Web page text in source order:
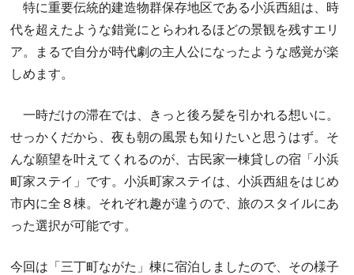
特に重要伝統的建造物群保存地区である小浜西組は、時
代を超えたような錯覚にとらわれるほどの景観を残すエリ
ア。まるで自分が時代劇の主人公になったような感覚が楽
しめます。
一時だけの滞在では、きっと後ろ髪を引かれる想いに。
せっかくだから、夜も朝の風景も知りたいと思うはず。そ
んな願望を叶えてくれるのが、古民家一棟貸しの宿「小浜
町家ステイ」です。小浜町家ステイは、小浜西組をはじめ
市内に全８棟。それぞれ趣が違うので、旅のスタイルにあ
った選択が可能です。
今回は「三丁町ながた」棟に宿泊しましたので、その様子